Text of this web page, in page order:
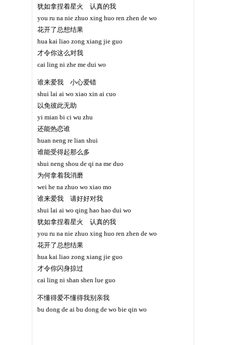
犹如拿捏着星火 认真的我
you ru na nie zhuo xing huo ren zhen de wo
花开了总想结果
hua kai liao zong xiang jie guo
才令你这么对我
cai ling ni zhe me dui wo
谁来爱我 小心爱错
shui lai ai wo xiao xin ai cuo
以免彼此无助
yi mian bi ci wu zhu
还能热恋谁
huan neng re lian shui
谁能受得起那么多
shui neng shou de qi na me duo
为何拿着我消磨
wei he na zhuo wo xiao mo
谁来爱我 请好好对我
shui lai ai wo qing hao hao dui wo
犹如拿捏着星火 认真的我
you ru na nie zhuo xing huo ren zhen de wo
花开了总想结果
hua kai liao zong xiang jie guo
才令你闪身掠过
cai ling ni shan shen lue guo
不懂得爱不懂得我别亲我
bu dong de ai bu dong de wo bie qin wo